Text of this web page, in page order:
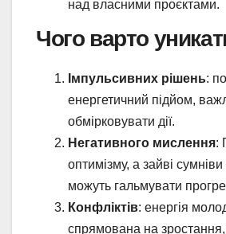
над власними проєктами.
Чого варто
Імпульсивних рішень:
енергетичний підйом,
обмірковувати дії.
Негативного мислення:
оптимізму, а зайві
можуть гальмувати
Конфліктів: енергія
спрямована на